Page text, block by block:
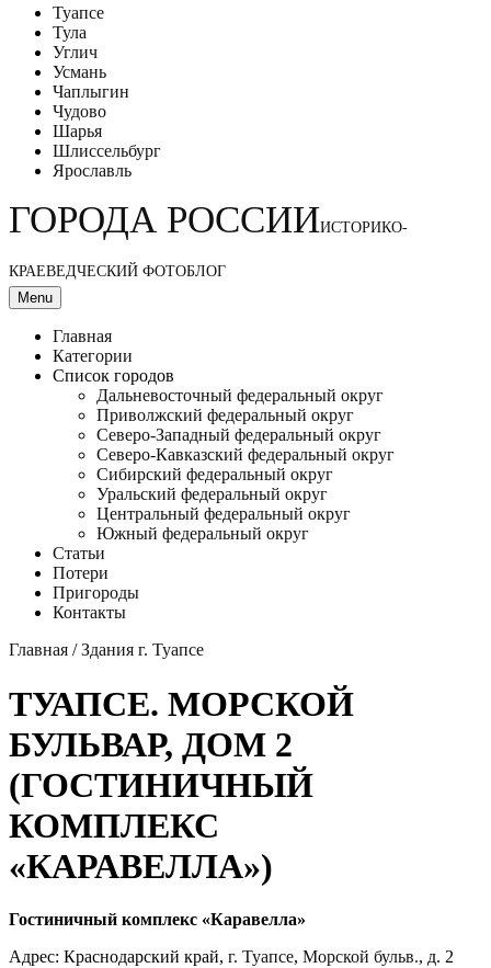
Туапсе
Тула
Углич
Усмань
Чаплыгин
Чудово
Шарья
Шлиссельбург
Ярославль
ГОРОДА РОССИИИСТОРИКО-
КРАЕВЕДЧЕСКИЙ ФОТОБЛОГ
Menu
Главная
Категории
Список городов
Дальневосточный федеральный округ
Приволжский федеральный округ
Северо-Западный федеральный округ
Северо-Кавказский федеральный округ
Сибирский федеральный округ
Уральский федеральный округ
Центральный федеральный округ
Южный федеральный округ
Статьи
Потери
Пригороды
Контакты
Главная /Здания г. Туапсе
ТУАПСЕ. МОРСКОЙ
БУЛЬВАР, ДОМ 2
(ГОСТИНИЧНЫЙ
КОМПЛЕКС
«КАРАВЕЛЛА»)
Гостиничный комплекс «Каравелла»
Адрес: Краснодарский край, г. Туапсе, Морской бульв., д. 2